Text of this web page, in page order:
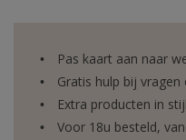
Pas kaart aan naar
Gratis hulp bij
Extra producten in
Voor 18u besteld,